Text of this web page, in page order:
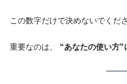
この数字だけで決めないでくださ
重要なのは、 “あなたの使い方